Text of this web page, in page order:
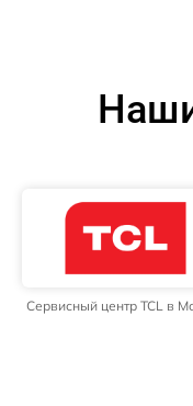
Сервисный центр TCL в